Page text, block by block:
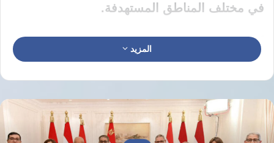
في مختلف المناطق المستهدفة.
أصدرت وزارة الصحة اللبنانية بيانا رسميا يوم الأحد
الموافق 14 يونيو 2026 أكدت فيه رصدها لهذه
الحصيلة المأساوية، مشددة على أن العمليات
العسكرية لم تتوقف للحظة واحدة، وأوضح البيان
أن تسجيل 27 قتيلا خلال يوم واحد يعكس حجم
المزيد